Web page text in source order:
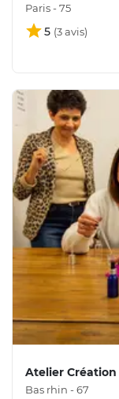
Paris - 75
5
Atelier
Bas rhin - 67